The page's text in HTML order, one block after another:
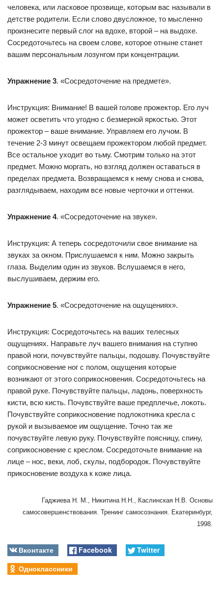
человека, или ласковое прозвище, которым вас называли в
детстве родители. Если слово двусложное, то мысленно
произнесите первый слог на вдохе, второй – на выдохе.
Сосредоточьтесь на своем слове, которое отныне станет
вашим персональным лозунгом при концентрации.
Упражнение 3. «Сосредоточение на предмете».
Инструкция: Внимание! В вашей голове прожектор. Его луч
может осветить что угодно с безмерной яркостью. Этот
прожектор – ваше внимание. Управляем его лучом. В
течение 2-3 минут освещаем прожектором любой предмет.
Все остальное уходит во тьму. Смотрим только на этот
предмет. Можно моргать, но взгляд должен оставаться в
пределах предмета. Возвращаемся к нему снова и снова,
разглядываем, находим все новые черточки и оттенки.
Упражнение 4. «Сосредоточение на звуке».
Инструкция: А теперь сосредоточили свое внимание на
звуках за окном. Прислушаемся к ним. Можно закрыть
глаза. Выделим один из звуков. Вслушаемся в него,
выслушиваем, держим его.
Упражнение 5. «Сосредоточение на ощущениях».
Инструкция: Сосредоточьтесь на ваших телесных
ощущениях. Направьте луч вашего внимания на ступню
правой ноги, почувствуйте пальцы, подошву. Почувствуйте
соприкосновение ног с полом, ощущения которые
возникают от этого соприкосновения. Сосредоточьтесь на
правой руке. Почувствуйте пальцы, ладонь, поверхность
кисти, всю кисть. Почувствуйте ваше предплечье, локоть.
Почувствуйте соприкосновение подлокотника кресла с
рукой и вызываемое им ощущение. Точно так же
почувствуйте левую руку. Почувствуйте поясницу, спину,
соприкосновение с креслом. Сосредоточьте внимание на
лице – нос, веки, лоб, скулы, подбородок. Почувствуйте
прикосновение воздуха к коже лица.
Гаджиева Н. М., Никитина Н.Н., Каслинская Н.В. Основы
самосовершенствования. Тренинг самосознания. Екатеринбург,
1998.
Вконтакте Facebook
Twitter
Одноклассники